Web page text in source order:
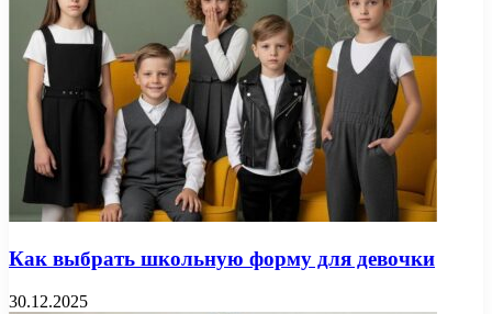
Как выбрать школьную форму для девочки
30.12.2025